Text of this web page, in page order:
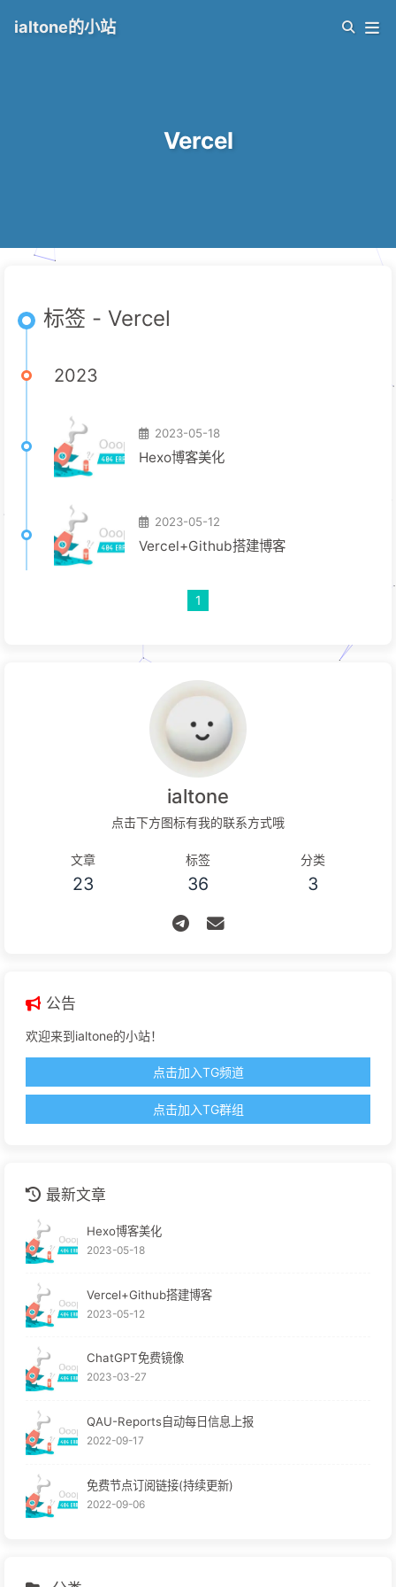
ialtone的小站
Vercel
标签 - Vercel
2023
2023-05-18
Hexo博客美化
2023-05-12
Vercel+Github搭建博客
1
ialtone
点击下方图标有我的联系方式哦
文章
23
标签
36
分类
3
公告
欢迎来到ialtone的小站！
点击加入TG频道
点击加入TG群组
最新文章
Hexo博客美化
2023-05-18
Vercel+Github搭建博客
2023-05-12
ChatGPT免费镜像
2023-03-27
QAU-Reports自动每日信息上报
2022-09-17
免费节点订阅链接(持续更新)
2022-09-06